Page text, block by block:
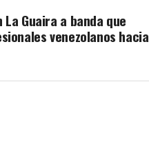
Guaira a banda que
venezolanos hacia